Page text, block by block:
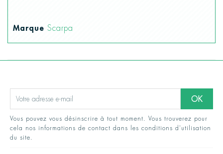
Marque Scarpa
Vous pouvez vous désinscrire à tout moment. Vous trouverez pour
cela nos informations de contact dans les conditions d'utilisation
du site.